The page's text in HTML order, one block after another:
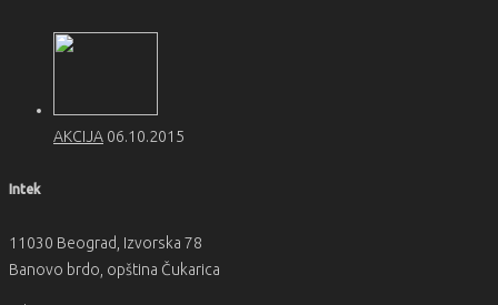
AKCIJA 06.10.2015
Intek
11030 Beograd, Izvorska 78
Banovo brdo, opština Čukarica